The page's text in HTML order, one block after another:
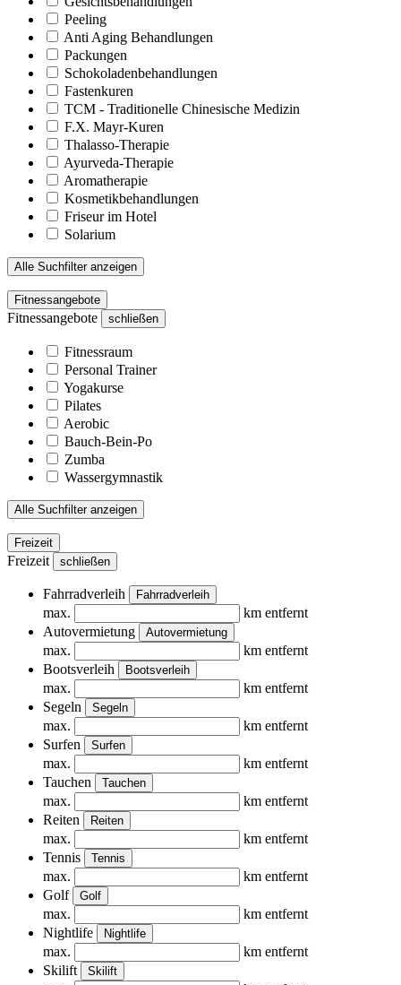
Peeling
Anti Aging Behandlungen
Packungen
Schokoladenbehandlungen
Fastenkuren
TCM - Traditionelle Chinesische Medizin
F.X. Mayr-Kuren
Thalasso-Therapie
Ayurveda-Therapie
Aromatherapie
Kosmetikbehandlungen
Friseur im Hotel
Solarium
Alle Suchfilter anzeigen
Fitnessangebote
Fitnessangebote schließen
Fitnessraum
Personal Trainer
Yogakurse
Pilates
Aerobic
Bauch-Bein-Po
Zumba
Wassergymnastik
Alle Suchfilter anzeigen
Freizeit
Freizeit schließen
Fahrradverleih Fahrradverleih
max.
km entfernt
Autovermietung
Autovermietung
max.
km entfernt
Bootsverleih
Bootsverleih
max.
km entfernt
Segeln
Segeln
max.
km entfernt
Surfen
Surfen
max.
km entfernt
Tauchen
Tauchen
max.
km entfernt
Reiten
Reiten
max.
km entfernt
Tennis
Tennis
max.
km entfernt
Golf
Golf
max.
km entfernt
Nightlife
Nightlife
max.
km entfernt
Skilift
Skilift